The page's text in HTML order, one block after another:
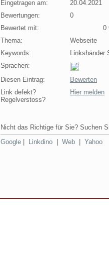
Eingetragen am:
20.04.2021
Bewertungen:
0
Bewertet mit:
0
Thema:
Webseite
Keywords:
Linkshänder
Sprachen:
Diesen Eintrag:
Bewerten
Link defekt?
Regelverstoss?
Hier melden
Nicht das Richtige für Sie? Suchen
Google
Linkdino Web Yahoo